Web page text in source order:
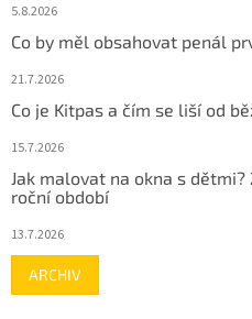
5.8.2026
Co by měl obsahovat penál
21.7.2026
Co je Kitpas a čím se liší od
15.7.2026
Jak malovat na okna s
roční období
13.7.2026
ARCHIV